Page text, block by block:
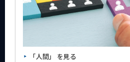
「人間」 を見る
10月
9月